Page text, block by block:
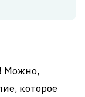
Можно,
которое